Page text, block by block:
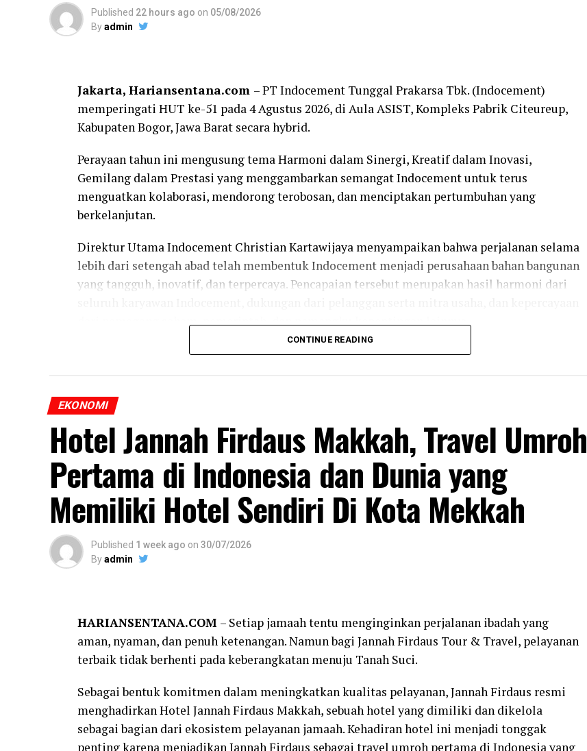
Published 22 hours ago on 05/08/2026
Byadmin
Jakarta, Hariansentana.com – PT Indocement Tunggal Prakarsa Tbk. (Indocement)
memperingati HUT ke-51 pada 4 Agustus 2026, di Aula ASIST, Kompleks Pabrik Citeureup,
Kabupaten Bogor, Jawa Barat secara hybrid.
Perayaan tahun ini mengusung tema Harmoni dalam Sinergi, Kreatif dalam Inovasi,
Gemilang dalam Prestasi yang menggambarkan semangat Indocement untuk terus
menguatkan kolaborasi, mendorong terobosan, dan menciptakan pertumbuhan yang
berkelanjutan.
Direktur Utama Indocement Christian Kartawijaya menyampaikan bahwa perjalanan selama
lebih dari setengah abad telah membentuk Indocement menjadi perusahaan bahan bangunan
yang tangguh, inovatif, dan terpercaya. Pencapaian tersebut merupakan hasil harmoni dari
dari pemegang saham, pemerintah, dan pemangku kepentingan lainnya.
“Lima puluh satu tahun merupakan perjalanan panjang yang dibangun melalui kerja keras,
ketangguhan, dan semangat kebersamaan. Dengan menghayati nilai harmoni, kreativitas,
tambah bagi para pemangku kepentingan dan Indonesia,” ujar Direktur Utama Indocement.
CONTINUE READING
EKONOMI
Hotel Jannah Firdaus Makkah, Travel Umroh
Pertama di Indonesia dan Dunia yang
Memiliki Hotel Sendiri Di Kota Mekkah
Published 1 week ago on 30/07/2026
Byadmin
HARIANSENTANA.COM – Setiap jamaah tentu menginginkan perjalanan ibadah yang
aman, nyaman, dan penuh ketenangan. Namun bagi Jannah Firdaus Tour & Travel, pelayanan
terbaik tidak berhenti pada keberangkatan menuju Tanah Suci.
Sebagai bentuk komitmen dalam meningkatkan kualitas pelayanan, Jannah Firdaus resmi
menghadirkan Hotel Jannah Firdaus Makkah, sebuah hotel yang dimiliki dan dikelola
sebagai bagian dari ekosistem pelayanan jamaah. Kehadiran hotel ini menjadi tonggak
penting karena menjadikan Jannah Firdaus sebagai travel umroh pertama di Indonesia yang